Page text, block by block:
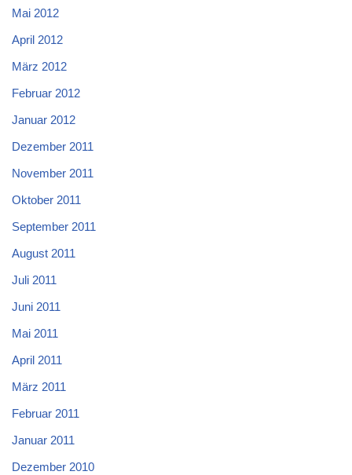
Mai 2012
April 2012
März 2012
Februar 2012
Januar 2012
Dezember 2011
November 2011
Oktober 2011
September 2011
August 2011
Juli 2011
Juni 2011
Mai 2011
April 2011
März 2011
Februar 2011
Januar 2011
Dezember 2010